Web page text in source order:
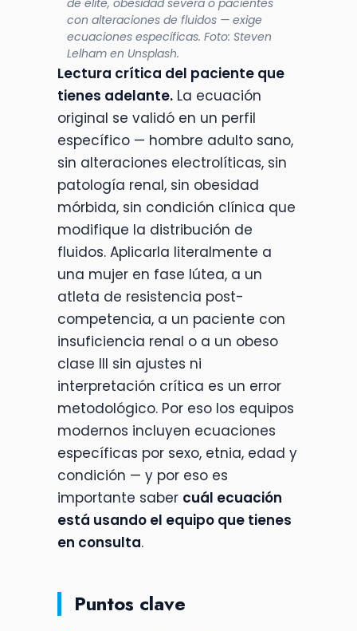
de élite, obesidad severa o pacientes
con alteraciones de fluidos — exige
ecuaciones específicas. Foto: Steven
Lelham en Unsplash.
Lectura crítica del paciente que
tienes adelante. La ecuación
original se validó en un perfil
específico — hombre adulto sano,
sin alteraciones electrolíticas, sin
patología renal, sin obesidad
mórbida, sin condición clínica que
modifique la distribución de
fluidos. Aplicarla literalmente a
una mujer en fase lútea, a un
atleta de resistencia post-
competencia, a un paciente con
insuficiencia renal o a un obeso
clase III sin ajustes ni
interpretación crítica es un error
metodológico. Por eso los equipos
modernos incluyen ecuaciones
específicas por sexo, etnia, edad y
condición — y por eso es
importante saber cuál ecuación
está usando el equipo que tienes
en consulta.
Puntos clave